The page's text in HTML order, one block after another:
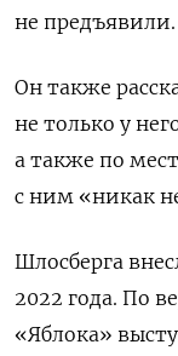
не предъявили.
Он также
не только у
а также по
с ним «никак
Шлосберга
2022 года. По
«Яблока»